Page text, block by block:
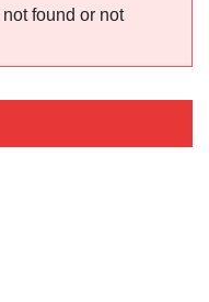
found or not